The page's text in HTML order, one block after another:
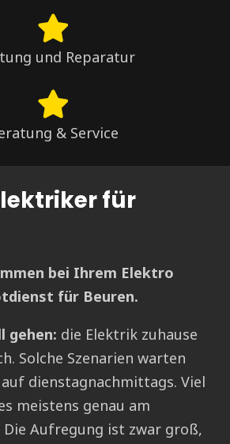
und Reparatur
& Service
für
bei Ihrem Elektro
für Beuren.
gehen: die Elektrik zuhause
Solche Szenarien warten
dienstagnachmittags. Viel
meistens genau am
Die Aufregung ist zwar groß,